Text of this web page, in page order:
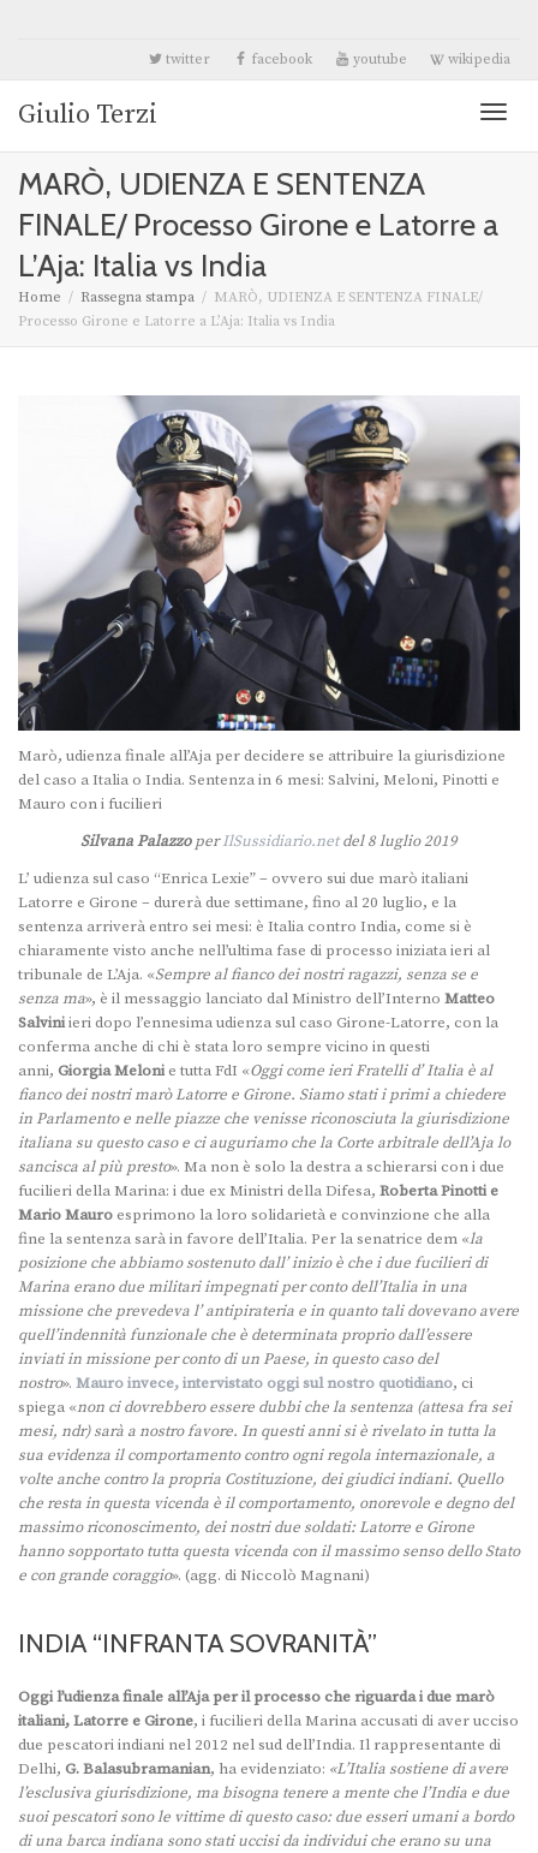
twitter facebook youtube wikipedia
Giulio Terzi
MARÒ, UDIENZA E SENTENZA
FINALE/ Processo Girone e Latorre a
L’Aja: Italia vs India
Home Rassegna stampa
MARÒ, UDIENZA E SENTENZA FINALE/
Processo Girone e Latorre a L’Aja: Italia vs India
Marò, udienza finale all’Aja per decidere se attribuire la giurisdizione
del caso a Italia o India. Sentenza in 6 mesi: Salvini, Meloni, Pinotti e
Mauro con i fucilieri
Silvana PalazzoperIlSussidiario.netdel 8 luglio 2019
L’ udienza sul caso “Enrica Lexie” – ovvero sui due marò italiani
Latorre e Girone – durerà due settimane, fino al 20 luglio, e la
sentenza arriverà entro sei mesi: è Italia contro India, come si è
chiaramente visto anche nell’ultima fase di processo iniziata ieri al
tribunale de L’Aja. «Sempre al fianco dei nostri ragazzi, senza se e
senza ma», è il messaggio lanciato dal Ministro dell’Interno Matteo
Salviniieri dopo l’ennesima udienza sul caso Girone-Latorre, con la
conferma anche di chi è stata loro sempre vicino in questi
anni, Giorgia Meloni e tutta FdI «Oggi come ieri Fratelli d’ Italia è al
fianco dei nostri marò Latorre e Girone. Siamo stati i primi a chiedere
in Parlamento e nelle piazze che venisse riconosciuta la giurisdizione
italiana su questo caso e ci auguriamo che la Corte arbitrale dell’Aja lo
sancisca al più presto». Ma non è solo la destra a schierarsi con i due
fucilieri della Marina: i due ex Ministri della Difesa, Roberta Pinotti e
Mario Mauro esprimono la loro solidarietà e convinzione che alla
fine la sentenza sarà in favore dell’Italia. Per la senatrice dem «la
posizione che abbiamo sostenuto dall’ inizio è che i due fucilieri di
Marina erano due militari impegnati per conto dell’Italia in una
missione che prevedeva l’ antipirateria e in quanto tali dovevano avere
quell’indennità funzionale che è determinata proprio dall’essere
inviati in missione per conto di un Paese, in questo caso del
nostro». Mauro invece, intervistato oggi sul nostro quotidiano, ci
spiega «non ci dovrebbero essere dubbi che la sentenza (attesa fra sei
mesi, ndr) sarà a nostro favore. In questi anni si è rivelato in tutta la
sua evidenza il comportamento contro ogni regola internazionale, a
volte anche contro la propria Costituzione, dei giudici indiani. Quello
che resta in questa vicenda è il comportamento, onorevole e degno del
massimo riconoscimento, dei nostri due soldati: Latorre e Girone
hanno sopportato tutta questa vicenda con il massimo senso dello Stato
e con grande coraggio». (agg. di Niccolò Magnani)
INDIA “INFRANTA SOVRANITÀ”
Oggi l’udienza finale all’Aja per il processo che riguarda i due marò
italiani, Latorre e Girone, i fucilieri della Marina accusati di aver ucciso
due pescatori indiani nel 2012 nel sud dell’India. Il rappresentante di
Delhi, G. Balasubramanian, ha evidenziato: «L’Italia sostiene di avere
l’esclusiva giurisdizione, ma bisogna tenere a mente che l’India e due
suoi pescatori sono le vittime di questo caso: due esseri umani a bordo
di una barca indiana sono stati uccisi da individui che erano su una